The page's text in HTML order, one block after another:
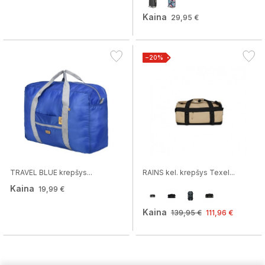
Kaina 29,95 €
TRAVEL BLUE krepšys...
Kaina 19,99 €
−20%
RAINS kel. krepšys Texel...
Kaina 139,95 € 111,96 €